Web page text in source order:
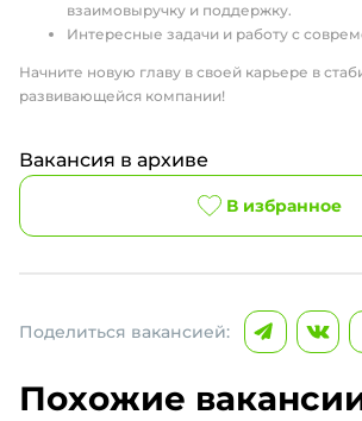
взаимовыручку и поддержку.
Интересные задачи и работу с
Начните новую главу в своей карьере в
развивающейся компании!
Вакансия в архиве
В избранное
Поделиться вакансией:
Похожие